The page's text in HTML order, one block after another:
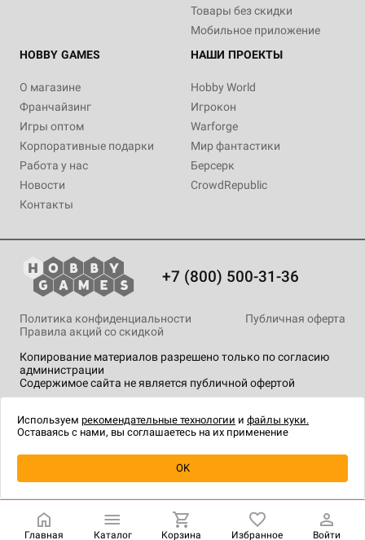
Уведомить о наличии
Товары без скидки
Мобильное приложение
HOBBY GAMES
О магазине
Франчайзинг
Игры оптом
Корпоративные подарки
Работа у нас
Новости
Контакты
НАШИ ПРОЕКТЫ
Hobby World
Игрокон
Warforge
Мир фантастики
Берсерк
CrowdRepublic
+7 (800) 500-31-36
Копирование материалов разрешено только по согласию
администрации
Содержимое сайта не является публичной офертой
Политика конфиденциальности
Публичная оферта
Правила акций со скидкой
технологии.
Главная Каталог Корзина Избранное Войти
Используем рекомендательные технологии и файлы куки.
Оставаясь с нами, вы соглашаетесь на их применение
OK